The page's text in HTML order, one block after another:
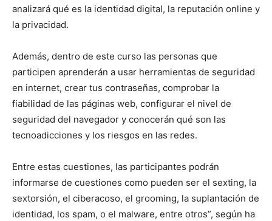
analizará qué es la identidad digital, la reputación online y
la privacidad.
Además, dentro de este curso las personas que
participen aprenderán a usar herramientas de seguridad
en internet, crear tus contraseñas, comprobar la
fiabilidad de las páginas web, configurar el nivel de
seguridad del navegador y conocerán qué son las
tecnoadicciones y los riesgos en las redes.
Entre estas cuestiones, las participantes podrán
informarse de cuestiones como pueden ser el sexting, la
sextorsión, el ciberacoso, el grooming, la suplantación de
identidad, los spam, o el malware, entre otros”, según ha